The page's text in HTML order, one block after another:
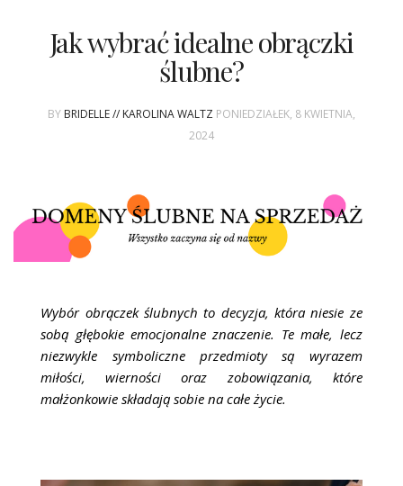
KONKURSY
{HOT SEXY BEST}
BRI GROUP
ŚLUBNE STYLE
MAGAZYNY
ARCHIWUM
Jak wybrać idealne obrączki
ślubne?
BY BRIDELLE // KAROLINA WALTZ PONIEDZIAŁEK, 8 KWIETNIA,
2024
Wybór obrączek ślubnych to decyzja, która niesie ze
sobą głębokie emocjonalne znaczenie. Te małe, lecz
niezwykle symboliczne przedmioty są wyrazem
miłości, wierności oraz zobowiązania, które
małżonkowie składają sobie na całe życie.